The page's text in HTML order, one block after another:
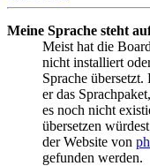
Meine Sprache steht
Meist hat die
nicht installiert
Sprache
er das
es noch nicht
übersetzen
der Website von
gefunden werden.